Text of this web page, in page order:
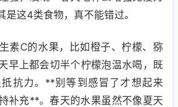
是这4类食物，真不能错过。
素C的水果，比如橙子、柠檬、猕
早上都会切半个柠檬泡温水喝，既
抗力。**别等到感冒了才想起来
补充**。春天的水果虽然不像夏天